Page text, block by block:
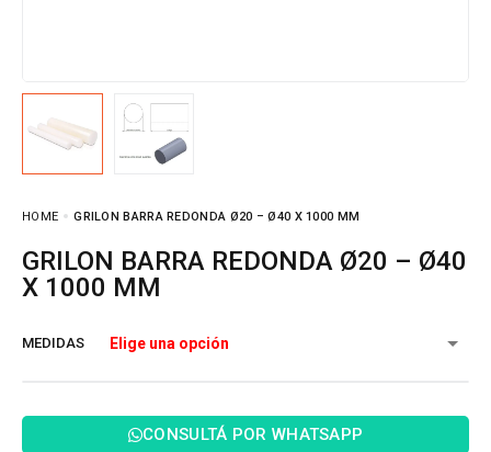
HOME GRILON BARRA REDONDA Ø20 – Ø40 X 1000 MM
GRILON BARRA REDONDA Ø20 – Ø40
X 1000 MM
MEDIDAS
CONSULTÁ POR WHATSAPP